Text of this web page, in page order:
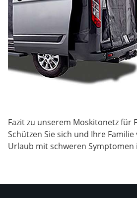
Fazit zu unserem Moskitonetz für
Schützen Sie sich und Ihre
Urlaub mit schweren Symptomen